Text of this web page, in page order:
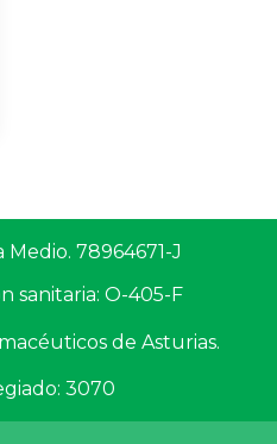
Medio. 78964671-J
sanitaria: O-405-F
de Asturias.
3070